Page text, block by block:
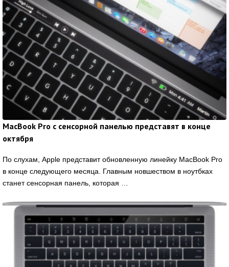
MacBook Pro с сенсорной панелью представят в конце
октября
По слухам, Apple представит обновленную линейку MacBook Pro
в конце следующего месяца. Главным новшеством в ноутбках
станет сенсорная панель, которая …